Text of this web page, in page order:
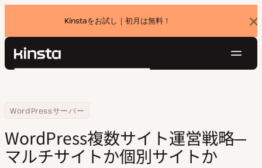
Kinstaをお試し｜初月は無料！
バ
ナ
Kinsta®
ョ
価格設定
お問い合わせ
検
Home
リソースセンター
WordPressサーバー
WordPress複数サイト運営戦略─マルチサイトか個別サイトか
WordPress複数サイト運営戦略─
マルチサイトか個別サイトか